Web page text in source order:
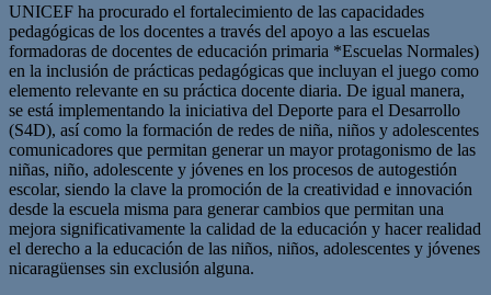
UNICEF ha procurado el fortalecimiento de las capacidades
pedagógicas de los docentes a través del apoyo a las escuelas
formadoras de docentes de educación primaria *Escuelas Normales)
en la inclusión de prácticas pedagógicas que incluyan el juego como
elemento relevante en su práctica docente diaria. De igual manera,
se está implementando la iniciativa del Deporte para el Desarrollo
(S4D), así como la formación de redes de niña, niños y adolescentes
comunicadores que permitan generar un mayor protagonismo de las
niñas, niño, adolescente y jóvenes en los procesos de autogestión
escolar, siendo la clave la promoción de la creatividad e innovación
desde la escuela misma para generar cambios que permitan una
mejora significativamente la calidad de la educación y hacer realidad
el derecho a la educación de las niños, niños, adolescentes y jóvenes
nicaragüenses sin exclusión alguna.